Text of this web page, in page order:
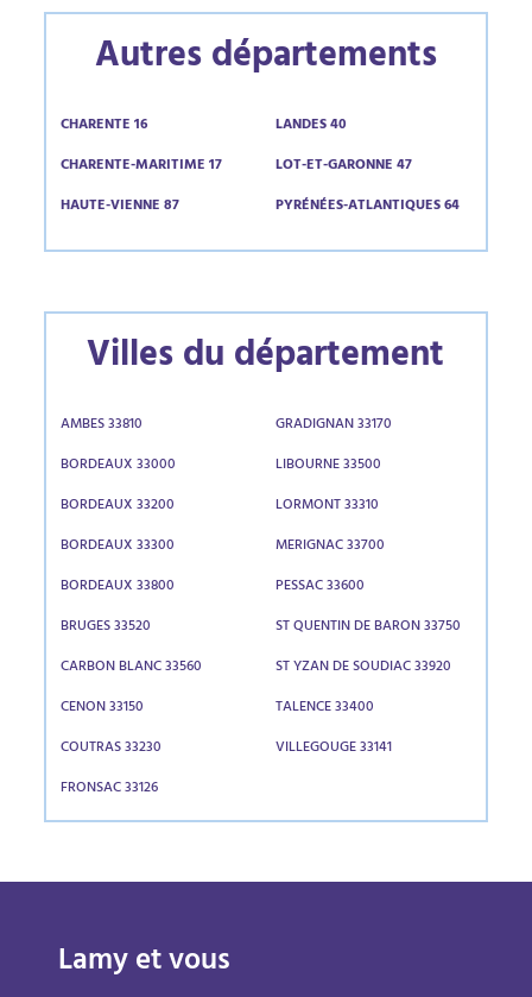
Autres départements
CHARENTE 16
CHARENTE-MARITIME 17
HAUTE-VIENNE 87
LANDES 40
LOT-ET-GARONNE 47
PYRÉNÉES-ATLANTIQUES 64
Villes du département
AMBES 33810
BORDEAUX 33000
BORDEAUX 33200
BORDEAUX 33300
BORDEAUX 33800
BRUGES 33520
CARBON BLANC 33560
CENON 33150
COUTRAS 33230
FRONSAC 33126
GRADIGNAN 33170
LIBOURNE 33500
LORMONT 33310
MERIGNAC 33700
PESSAC 33600
ST QUENTIN DE BARON 33750
ST YZAN DE SOUDIAC 33920
TALENCE 33400
VILLEGOUGE 33141
Lamy et vous